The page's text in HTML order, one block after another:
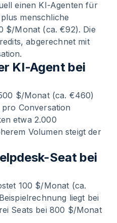
einen KI-Agenten für
menschliche
$/Monat (ca. €92). Die
abgerechnet mit
KI-Agent bei
$/Monat (ca. €460)
Conversation
etwa 2.000
Volumen steigt der
Seat bei
100 $/Monat (ca.
liegt bei
Seats bei 800 $/Monat